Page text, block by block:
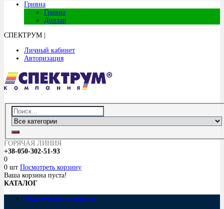
Гривна
Гривна
Доллар
СПЕКТРУМ
Личный кабинет
Авторизация
ГОРЯЧАЯ ЛИНИЯ
+38-050-302-51-93
0
0 шт Посмотреть корзину
Ваша корзина пуста!
КАТАЛОГ
Отделочные материалы